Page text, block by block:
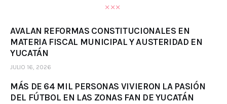
AVALAN REFORMAS CONSTITUCIONALES EN
MATERIA FISCAL MUNICIPAL Y AUSTERIDAD EN
YUCATÁN
JULIO 16, 2026
MÁS DE 64 MIL PERSONAS VIVIERON LA PASIÓN
DEL FÚTBOL EN LAS ZONAS FAN DE YUCATÁN